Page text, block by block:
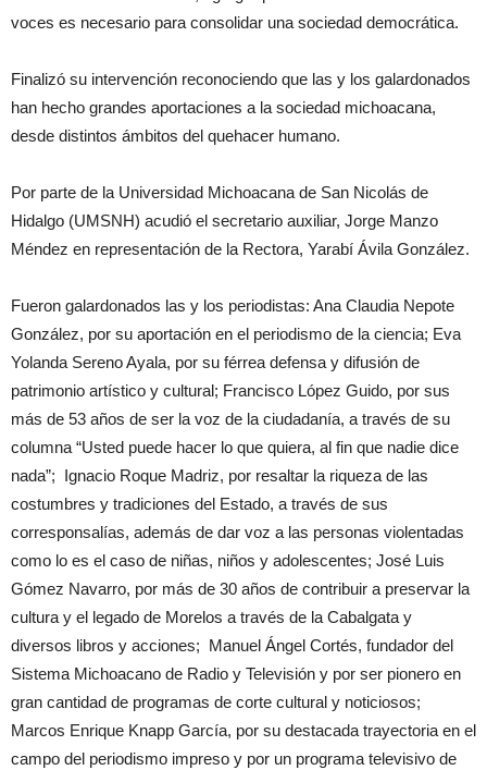
voces es necesario para consolidar una sociedad democrática.
Finalizó su intervención reconociendo que las y los galardonados
han hecho grandes aportaciones a la sociedad michoacana,
desde distintos ámbitos del quehacer humano.
Por parte de la Universidad Michoacana de San Nicolás de
Hidalgo (UMSNH) acudió el secretario auxiliar, Jorge Manzo
Méndez en representación de la Rectora, Yarabí Ávila González.
Fueron galardonados las y los periodistas: Ana Claudia Nepote
González, por su aportación en el periodismo de la ciencia; Eva
Yolanda Sereno Ayala, por su férrea defensa y difusión de
patrimonio artístico y cultural; Francisco López Guido, por sus
más de 53 años de ser la voz de la ciudadanía, a través de su
columna “Usted puede hacer lo que quiera, al fin que nadie dice
nada”; Ignacio Roque Madriz, por resaltar la riqueza de las
costumbres y tradiciones del Estado, a través de sus
corresponsalías, además de dar voz a las personas violentadas
como lo es el caso de niñas, niños y adolescentes; José Luis
Gómez Navarro, por más de 30 años de contribuir a preservar la
cultura y el legado de Morelos a través de la Cabalgata y
diversos libros y acciones; Manuel Ángel Cortés, fundador del
Sistema Michoacano de Radio y Televisión y por ser pionero en
gran cantidad de programas de corte cultural y noticiosos;
Marcos Enrique Knapp García, por su destacada trayectoria en el
campo del periodismo impreso y por un programa televisivo de